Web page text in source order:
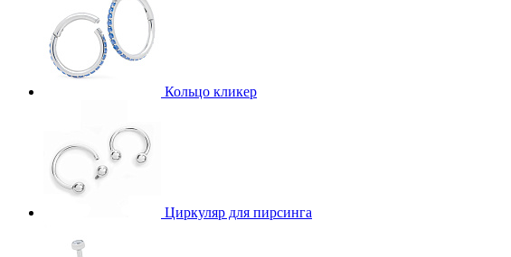
Кольцо кликер
Циркуляр для пирсинга